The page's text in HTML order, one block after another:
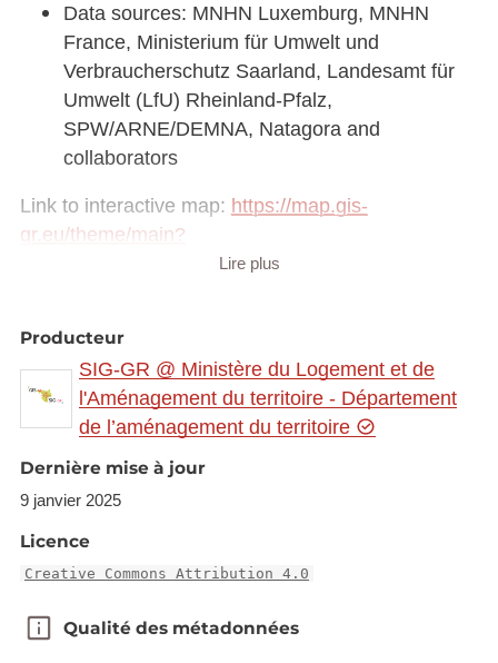
Data sources: MNHN Luxemburg, MNHN
France, Ministerium für Umwelt und
Verbraucherschutz Saarland, Landesamt für
Umwelt (LfU) Rheinland-Pfalz,
SPW/ARNE/DEMNA, Natagora and
collaborators
Link to interactive map: https://map.gis-
gr.eu/theme/main?
version=3&zoom=8&X=708580&Y=6429642&lang
Link to Geocatalog:https://geocatalogue.gis-
gr.eu/geonetwork/srv/eng/catalog.search#/metadat
a/235c93fd-f69b-4798-9a73-f9b74e4f6255
This dataset is published in the view service (WMS)
available at:
https://ws.geoportail.lu/wss/service/GR_Natudata_a
mphibians_WMS/guest
-Rana_lessonae
Lire plus
Producteur
SIG-GR @ Ministère du Logement et de
l'Aménagement du territoire - Département
de l’aménagement du territoire
Dernière mise à jour
9 janvier 2025
Licence
Creative Commons Attribution 4.0
Qualité des métadonnées
Qualité des métadonnées